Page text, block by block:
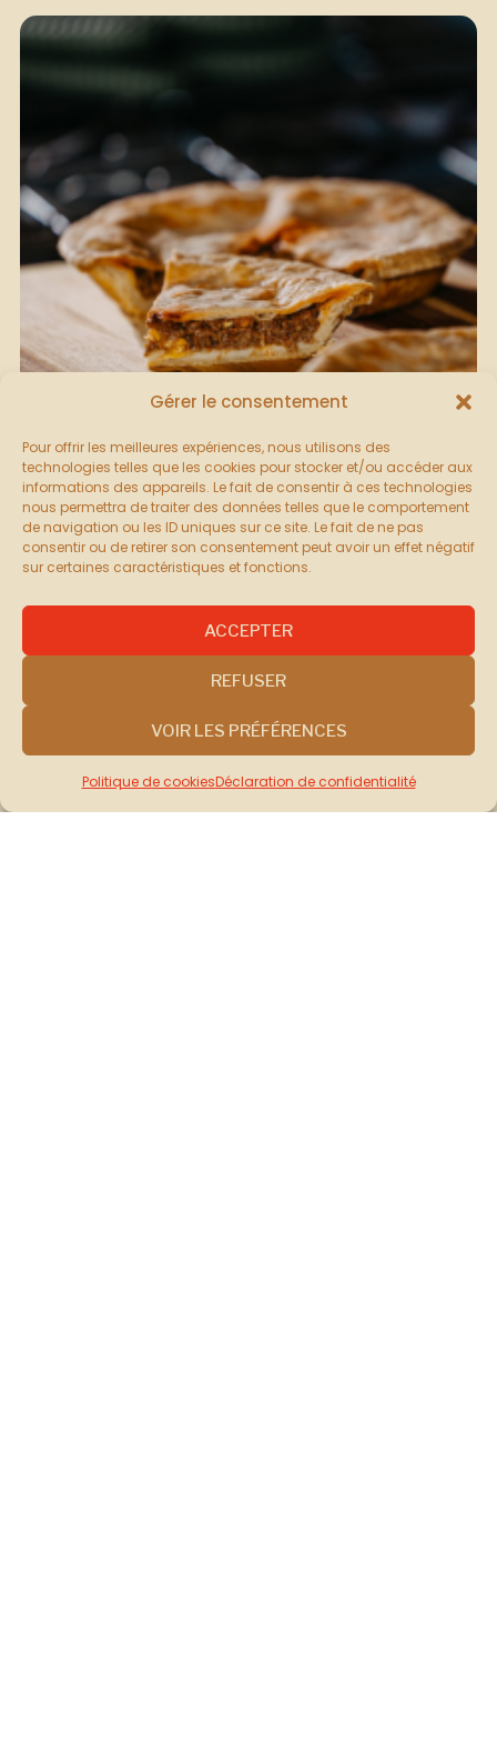
Gérer le consentement
Pour offrir les meilleures expériences, nous utilisons des
technologies telles que les cookies pour stocker et/ou accéder aux
informations des appareils. Le fait de consentir à ces technologies
nous permettra de traiter des données telles que le comportement
de navigation ou les ID uniques sur ce site. Le fait de ne pas
consentir ou de retirer son consentement peut avoir un effet négatif
sur certaines caractéristiques et fonctions.
ACCEPTER
REFUSER
VOIR LES PRÉFÉRENCES
Politique de cookiesDéclaration de confidentialité